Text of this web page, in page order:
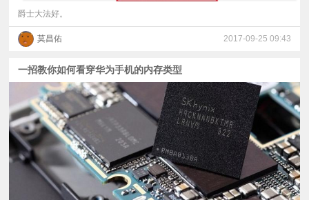
讯
评
视
频
爵士大法好。
莫昌佑 2017-09-25 09:43
一招教你如何看穿华为手机的内存类型